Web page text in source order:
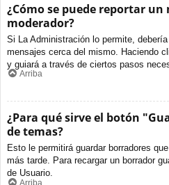
¿Cómo se puede reportar un
moderador?
Si La Administración lo permite,
mensajes cerca del mismo. Haciendo
y guiará a través de ciertos pasos
Arriba
¿Para qué sirve el botón
de temas?
Esto le permitirá guardar borradores
más tarde. Para recargar un borrador
de Usuario.
Arriba